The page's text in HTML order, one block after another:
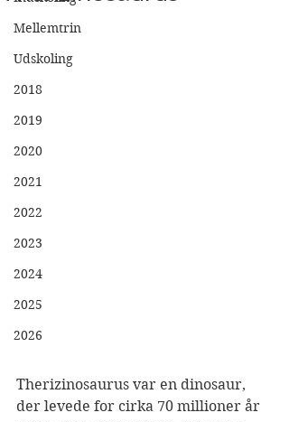
Mellemtrin
Udskoling
2018
2019
2020
2021
2022
2023
2024
2025
2026
Therizinosaurus var en dinosaur,
der levede for cirka 70 millioner år